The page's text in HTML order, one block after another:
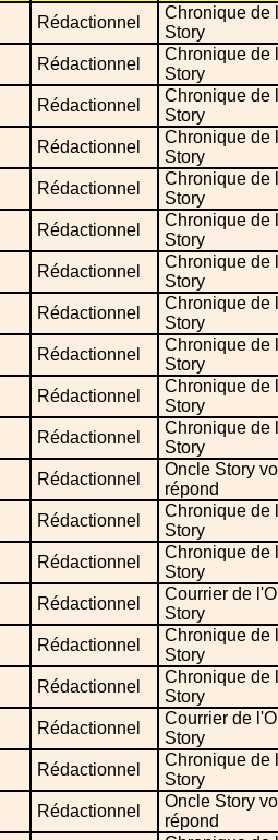
Rédactionnel
Chronique de
Story
Rédactionnel
Chronique de
Story
Rédactionnel
Chronique de
Story
Rédactionnel
Chronique de
Story
Rédactionnel
Chronique de
Story
Rédactionnel
Chronique de
Story
Rédactionnel
Chronique de
Story
Rédactionnel
Chronique de
Story
Rédactionnel
Chronique de
Story
Rédactionnel
Chronique de
Story
Rédactionnel
Chronique de
Story
Rédactionnel
Oncle Story
répond
Rédactionnel
Chronique de
Story
Rédactionnel
Chronique de
Story
Rédactionnel
Courrier de
Story
Rédactionnel
Chronique de
Story
Rédactionnel
Chronique de
Story
Rédactionnel
Courrier de
Story
Rédactionnel
Chronique de
Story
Rédactionnel
Oncle Story
répond